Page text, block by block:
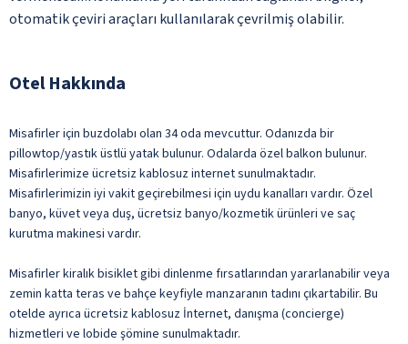
otomatik çeviri araçları kullanılarak çevrilmiş olabilir.
Otel Hakkında
Misafirler için buzdolabı olan 34 oda mevcuttur. Odanızda bir
pillowtop/yastık üstlü yatak bulunur. Odalarda özel balkon bulunur.
Misafirlerimize ücretsiz kablosuz internet sunulmaktadır.
Misafirlerimizin iyi vakit geçirebilmesi için uydu kanalları vardır. Özel
banyo, küvet veya duş, ücretsiz banyo/kozmetik ürünleri ve saç
kurutma makinesi vardır.
Misafirler kiralık bisiklet gibi dinlenme fırsatlarından yararlanabilir veya
zemin katta teras ve bahçe keyfiyle manzaranın tadını çıkartabilir. Bu
otelde ayrıca ücretsiz kablosuz İnternet, danışma (concierge)
hizmetleri ve lobide şömine sunulmaktadır.